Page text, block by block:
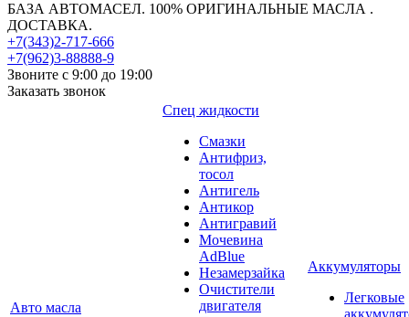
БАЗА АВТОМАСЕЛ. 100% ОРИГИНАЛЬНЫЕ МАСЛА .
ДОСТАВКА.
+7(343)2-717-666
+7(962)3-88888-9
Звоните с 9:00 до 19:00
Заказать звонок
Авто масла
Спец жидкости
Смазки
Антифриз,
тосол
Антигель
Антикор
Антигравий
Мочевина
AdBlue
Незамерзайка
Очистители
двигателя
Аккумуляторы
Легковые